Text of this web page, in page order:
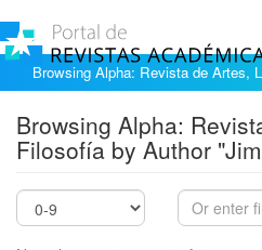
Browsing Alpha: Revista de Artes,
Browsing Alpha:
Filosofía by Author